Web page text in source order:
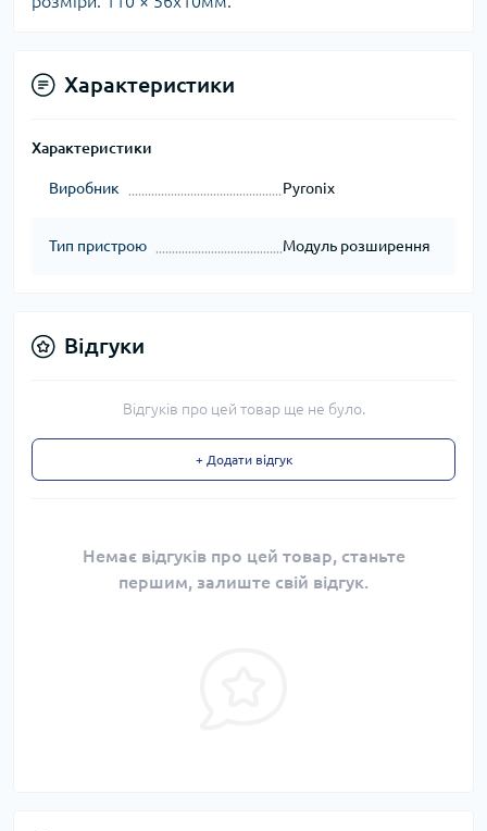
Характеристики
Характеристики
Виробник Pyronix
Тип пристрою Модуль розширення
Відгуки
Відгуків про цей товар ще не було.
+ Додати відгук
Немає відгуків про цей товар, станьте
першим, залиште свій відгук.